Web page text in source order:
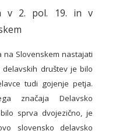
v 2. pol. 19. in v
Slovenskem nastajati
društev je bilo
tudi gojenje petja.
značaja Delavsko
sprva dvojezično, je
slovensko delavsko